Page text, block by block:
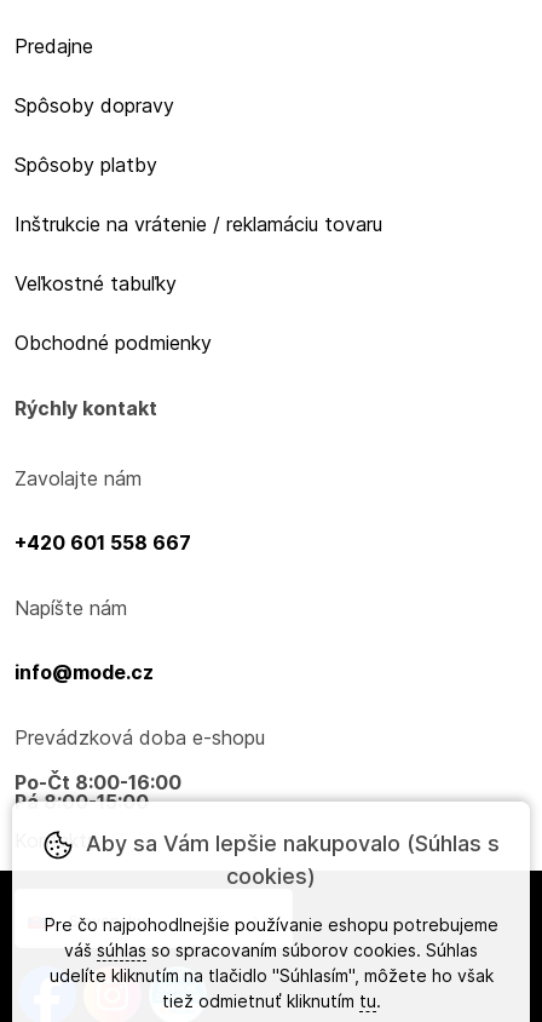
Predajne
Spôsoby dopravy
Spôsoby platby
Inštrukcie na vrátenie / reklamáciu tovaru
Veľkostné tabuľky
Obchodné podmienky
Rýchly kontakt
Zavolajte nám
+420 601 558 667
Napíšte nám
info@mode.cz
Prevádzková doba e-shopu
Po-Čt 8:00-16:00
Pá 8:00-15:00
Kontakty
Slovensky
Aby sa Vám lepšie nakupovalo (Súhlas s
cookies)
Pre čo najpohodlnejšie používanie eshopu potrebujeme
váš súhlas so spracovaním súborov cookies. Súhlas
udelíte kliknutím na tlačidlo "Súhlasím", môžete ho však
tiež odmietnuť kliknutím tu.